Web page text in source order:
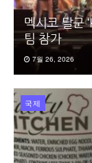
멕시코 달군
팀 참가
7월 26, 2026
국제